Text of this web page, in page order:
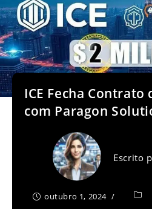
ICE Fecha Contrato
com Paragon
Escrito
outubro 1, 2024